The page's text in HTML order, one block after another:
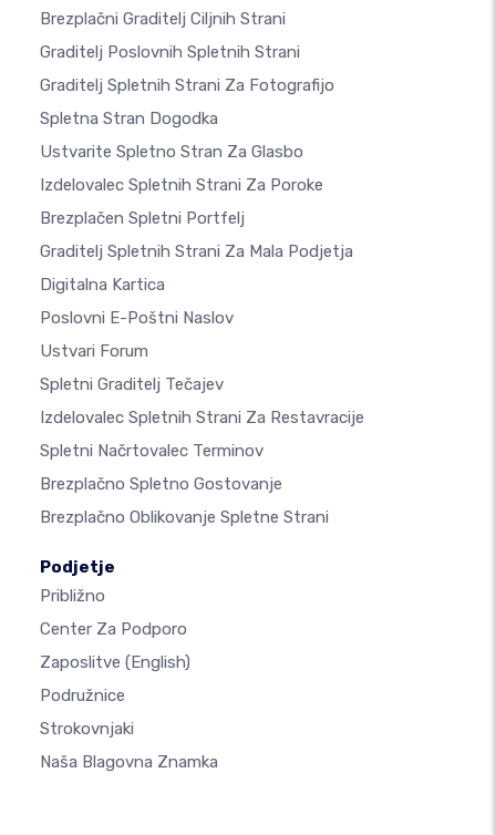
Brezplačni Graditelj Ciljnih Strani
Graditelj Poslovnih Spletnih Strani
Graditelj Spletnih Strani Za Fotografijo
Spletna Stran Dogodka
Ustvarite Spletno Stran Za Glasbo
Izdelovalec Spletnih Strani Za Poroke
Brezplačen Spletni Portfelj
Graditelj Spletnih Strani Za Mala Podjetja
Digitalna Kartica
Poslovni E-Poštni Naslov
Ustvari Forum
Spletni Graditelj Tečajev
Izdelovalec Spletnih Strani Za Restavracije
Spletni Načrtovalec Terminov
Brezplačno Spletno Gostovanje
Brezplačno Oblikovanje Spletne Strani
Podjetje
Približno
Center Za Podporo
Zaposlitve (English)
Podružnice
Strokovnjaki
Naša Blagovna Znamka